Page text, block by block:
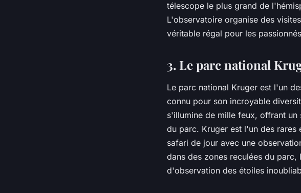
télescope le plus grand de
L'observatoire organise des
véritable régal pour les
3. Le parc national
Le parc national Kruger est l'un
connu pour son incroyable
s'illumine de mille feux, offrant un
du parc. Kruger est l'un des
safari de jour avec une
dans des zones reculées du
d'observation des étoiles